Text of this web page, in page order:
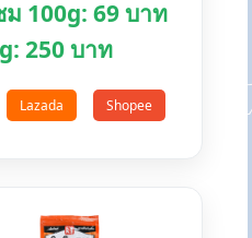
100g: 69 บาท
250 บาท
Lazada Shopee